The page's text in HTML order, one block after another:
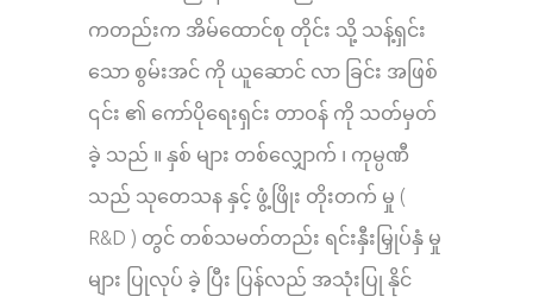
ကတည်းက အိမ်ထောင်စု တိုင်း သို့ သန့်ရှင်း
သော စွမ်းအင် ကို ယူဆောင် လာ ခြင်း အဖြစ်
၎င်း ၏ ကော်ပိုရေးရှင်း တာဝန် ကို သတ်မှတ်
ခဲ့ သည် ။ နှစ် များ တစ်လျှောက် ၊ ကုမ္ပဏီ
သည် သုတေသန နှင့် ဖွံ့ဖြိုး တိုးတက် မှု (
R&D ) တွင် တစ်သမတ်တည်း ရင်းနှီးမြှုပ်နှံ မှု
များ ပြုလုပ် ခဲ့ ပြီး ပြန်လည် အသုံးပြု နိုင်